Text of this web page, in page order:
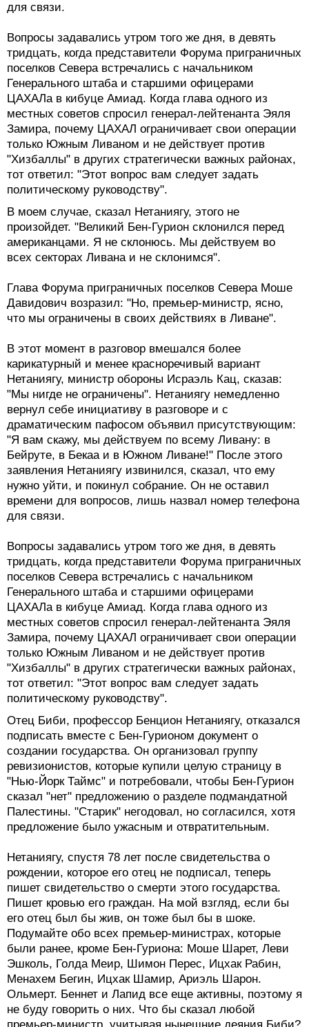
для связи.
Вопросы задавались утром того же дня, в девять
тридцать, когда представители Форума приграничных
поселков Севера встречались с начальником
Генерального штаба и старшими офицерами
ЦАХАЛа в кибуце Амиад. Когда глава одного из
местных советов спросил генерал-лейтенанта Эяля
Замира, почему ЦАХАЛ ограничивает свои операции
только Южным Ливаном и не действует против
"Хизбаллы" в других стратегически важных районах,
тот ответил: "Этот вопрос вам следует задать
политическому руководству".
В моем случае, сказал Нетаниягу, этого не
произойдет. "Великий Бен-Гурион склонился перед
американцами. Я не склонюсь. Мы действуем во
всех секторах Ливана и не склонимся".
Глава Форума приграничных поселков Севера Моше
Давидович возразил: "Но, премьер-министр, ясно,
что мы ограничены в своих действиях в Ливане".
В этот момент в разговор вмешался более
карикатурный и менее красноречивый вариант
Нетаниягу, министр обороны Исраэль Кац, сказав:
"Мы нигде не ограничены". Нетаниягу немедленно
вернул себе инициативу в разговоре и с
драматическим пафосом объявил присутствующим:
"Я вам скажу, мы действуем по всему Ливану: в
Бейруте, в Бекаа и в Южном Ливане!" После этого
заявления Нетаниягу извинился, сказал, что ему
нужно уйти, и покинул собрание. Он не оставил
времени для вопросов, лишь назвал номер телефона
для связи.
Вопросы задавались утром того же дня, в девять
тридцать, когда представители Форума приграничных
поселков Севера встречались с начальником
Генерального штаба и старшими офицерами
ЦАХАЛа в кибуце Амиад. Когда глава одного из
местных советов спросил генерал-лейтенанта Эяля
Замира, почему ЦАХАЛ ограничивает свои операции
только Южным Ливаном и не действует против
"Хизбаллы" в других стратегически важных районах,
тот ответил: "Этот вопрос вам следует задать
политическому руководству".
Отец Биби, профессор Бенцион Нетаниягу, отказался
подписать вместе с Бен-Гурионом документ о
создании государства. Он организовал группу
ревизионистов, которые купили целую страницу в
"Нью-Йорк Таймс" и потребовали, чтобы Бен-Гурион
сказал "нет" предложению о разделе подмандатной
Палестины. "Старик" негодовал, но согласился, хотя
предложение было ужасным и отвратительным.
Нетаниягу, спустя 78 лет после свидетельства о
рождении, которое его отец не подписал, теперь
пишет свидетельство о смерти этого государства.
Пишет кровью его граждан. На мой взгляд, если бы
его отец был бы жив, он тоже был бы в шоке.
Подумайте обо всех премьер-министрах, которые
были ранее, кроме Бен-Гуриона: Моше Шарет, Леви
Эшколь, Голда Меир, Шимон Перес, Ицхак Рабин,
Менахем Бегин, Ицхак Шамир, Ариэль Шарон.
Ольмерт. Беннет и Лапид все еще активны, поэтому я
не буду говорить о них. Что бы сказал любой